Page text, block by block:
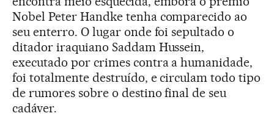
Nobel Peter Handke tenha comparecido ao
seu enterro. O lugar onde foi sepultado o
ditador iraquiano Saddam Hussein,
executado por crimes contra a humanidade,
foi totalmente destruído, e circulam todo tipo
de rumores sobre o destino final de seu
cadáver.